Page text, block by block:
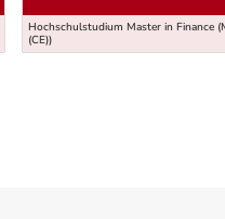
Hochschulstudium Master in Finance
(CE))